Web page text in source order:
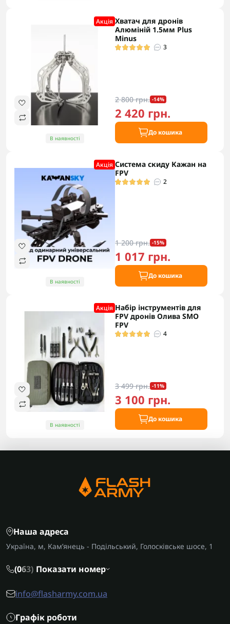
Акцiя
В наявності
Хватач для дронів
Алюміній 1.5мм Plus
Minus
3
2 800 грн. -14%
2 420 грн.
До кошика
Акцiя
В наявності
Система скиду Кажан на
FPV
2
1 200 грн. -15%
1 017 грн.
До кошика
Акцiя
В наявності
Набір інструментів для
FPV дронів Олива SMO
FPV
4
3 499 грн. -11%
3 100 грн.
До кошика
Наша адреса
Україна, м, Кам’янець - Подільський, Голосківське шосе, 1
(063) Показати номер
info@flasharmy.com.ua
Графік роботи